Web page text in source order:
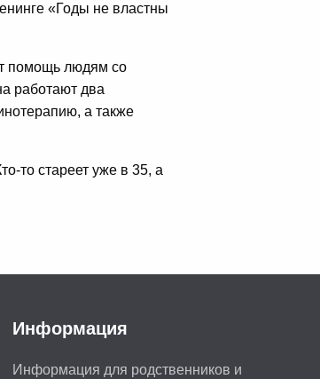
«Годы не властны
помощь людям со
работают два
а также
то стареет уже в 35, а
Информация
Информация для родственников и